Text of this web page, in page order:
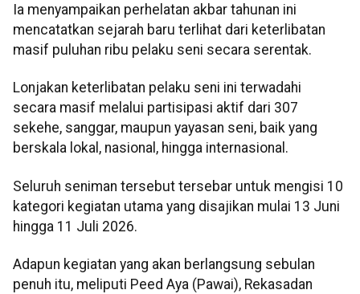
Ia menyampaikan perhelatan akbar tahunan ini
mencatatkan sejarah baru terlihat dari keterlibatan
masif puluhan ribu pelaku seni secara serentak.
Lonjakan keterlibatan pelaku seni ini terwadahi
secara masif melalui partisipasi aktif dari 307
sekehe, sanggar, maupun yayasan seni, baik yang
berskala lokal, nasional, hingga internasional.
Seluruh seniman tersebut tersebar untuk mengisi 10
kategori kegiatan utama yang disajikan mulai 13 Juni
hingga 11 Juli 2026.
Adapun kegiatan yang akan berlangsung sebulan
penuh itu, meliputi Peed Aya (Pawai), Rekasadan